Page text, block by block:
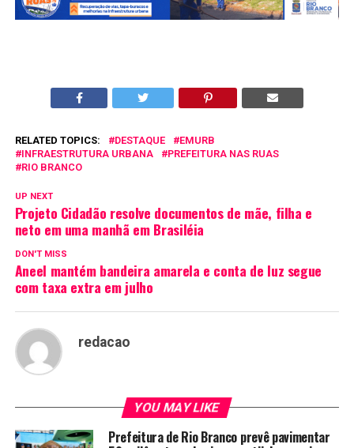
RELATED TOPICS: DESTAQUE
EMURB
INFRAESTRUTURA URBANA
PREFEITURA NAS RUAS
RIO BRANCO
UP NEXT
Projeto Cidadão resolve documentos de mãe, filha e
neto em uma manhã em Brasiléia
DON'T MISS
Aneel mantém bandeira amarela e conta de luz segue
com taxa extra em julho
redacao
YOU MAY LIKE
Prefeitura de Rio Branco prevê pavimentar